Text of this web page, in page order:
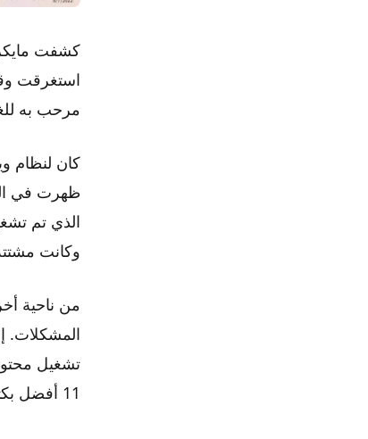
كشفت
استغرقت
مرحب به
ظهرت في
الذي تم
وكانت
المشكلات.
11 أفضل بكثير.